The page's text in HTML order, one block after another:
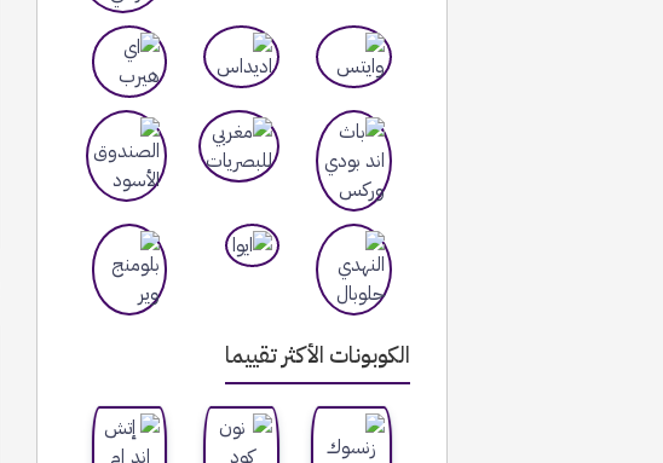
الكوبونات الأكثر تقييما